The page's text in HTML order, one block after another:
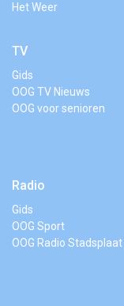
Het Weer
TV
Gids
OOG TV Nieuws
OOG voor senioren
Radio
Gids
OOG Sport
OOG Radio Stadsplaat